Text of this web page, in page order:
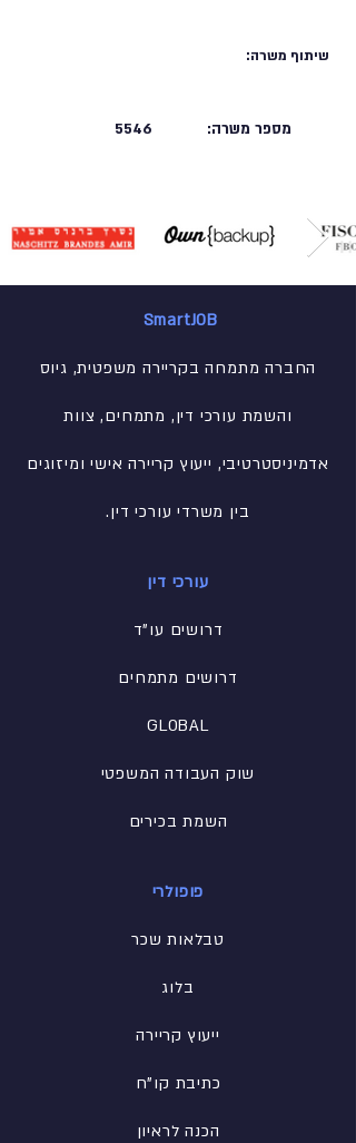
שיתוף משרה:
5546 מספר משרה:
SmartJOB
החברה מתמחה בקריירה משפטית, גיוס
והשמת עורכי דין, מתמחים, צוות
אדמיניסטרטיבי, ייעוץ קריירה אישי ומיזוגים
בין משרדי עורכי דין.
עורכי דין
דרושים עו"ד
דרושים מתמחים
GLOBAL
שוק העבודה המשפטי
השמת בכירים
פופולרי
טבלאות שכר
בלוג
ייעוץ קריירה
כתיבת קו"ח
הכנה לראיון